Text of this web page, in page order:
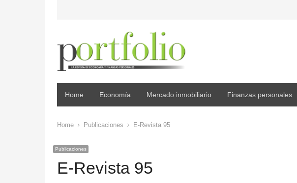
Home Economía Mercado inmobiliario Finanzas personales
Home Publicaciones E-Revista 95
Publicaciones
E-Revista 95